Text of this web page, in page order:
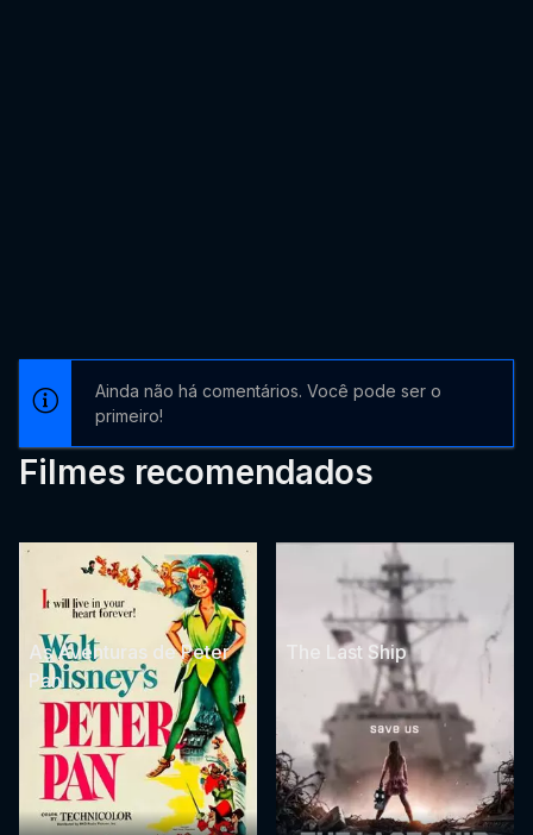
Ainda não há comentários. Você pode ser o
primeiro!
Filmes recomendados
As Aventuras de Peter
Pan
The Last Ship